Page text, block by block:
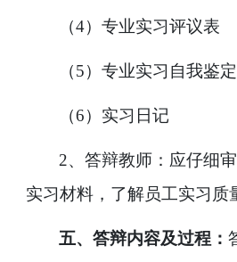
（4）专业实习评议表
（5）专业实习自我鉴
（6）实习日记
2、答辩教师：应仔细
实习材料，了解员工实习质
五、答辩内容及过程：